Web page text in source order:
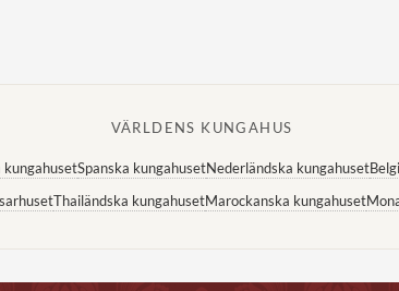
VÄRLDENS KUNGAHUS
kungahusetSpanska kungahusetNederländska kungahuset
Thailändska kungahusetMarockanska kungahuset